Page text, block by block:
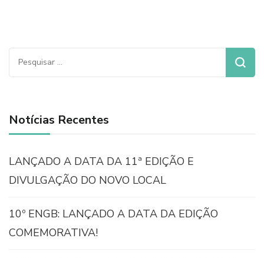
Pesquisar
por:
Notícias Recentes
LANÇADO A DATA DA 11ª EDIÇÃO E
DIVULGAÇÃO DO NOVO LOCAL
10º ENGB: LANÇADO A DATA DA EDIÇÃO
COMEMORATIVA!